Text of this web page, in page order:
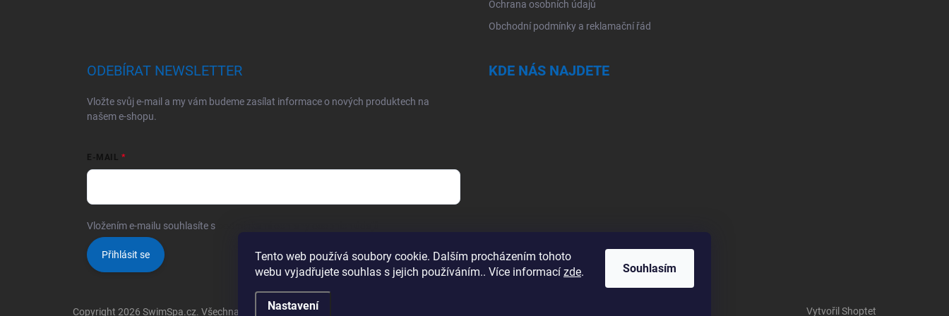
Tento web používá soubory cookie. Dalším procházením tohoto
webu vyjadřujete souhlas s jejich používáním.. Více informací zde.
Nastavení
Souhlasím
Ochrana osobních údajů
Obchodní podmínky a reklamační řád
ODEBÍRAT NEWSLETTER
Vložte svůj e-mail a my vám budeme zasílat informace o nových produktech na
našem e-shopu.
E-MAIL
Vložením e-mailu souhlasíte s
Přihlásit se
KDE NÁS NAJDETE
Vytvořil Shoptet
Copyright 2026 SwimSpa.cz. Všechna práva vyhrazena.